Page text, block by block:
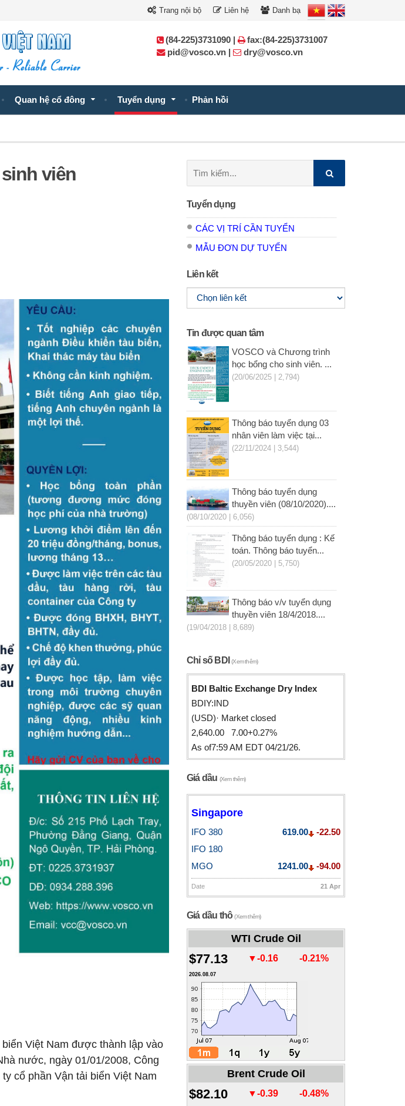
Trang nội bộ Liên hệ Danh bạ
Quan hệ cổ đông Tuyển dụng Phản hồi
(84-225)3731090 |
fax:(84-225)3731007
pid@vosco.vn |
dry@vosco.vn
viên
Việt Nam được thành lập vào
nước, ngày 01/01/2008, Công
cổ phần Vận tải biển Việt Nam
kiếm:
Tuyển dụng
CÁC VỊ TRÍ CẦN TUYỂN
MẪU ĐƠN DỰ TUYỂN
Liên kết
Tin được quan tâm
VOSCO và Chương trình
học bổng cho sinh viên. ...
(20/06/2025 | 2,794)
Thông báo tuyển dụng 03
nhân viên làm việc tại...
(22/11/2024 | 3,544)
Thông báo tuyển dụng
thuyền viên (08/10/2020)....
(08/10/2020 | 6,056)
Thông báo tuyển dụng : Kế
toán. Thông báo tuyển...
(20/05/2020 | 5,750)
Thông báo v/v tuyển dụng
thuyền viên 18/4/2018....
(19/04/2018 | 8,689)
Chỉ số BDI(Xem thêm)
BDI Baltic Exchange Dry Index
BDIY:IND
(USD)· Market closed
2,640.00 7.00+0.27%
As of7:59 AM EDT 04/21/26.
Giá dầu (Xem thêm)
Singapore
IFO 380 619.00
-22.50
IFO 180
MGO
1241.00 -94.00
Date 21 Apr
Giá dầu thô(Xem thêm)
WTI Crude Oil
$77.13 ▼-0.16 -0.21%
2026.08.07
Brent Crude Oil
$82.10 ▼-0.39 -0.48%